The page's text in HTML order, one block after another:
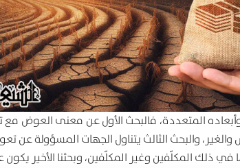
المتعددة، فالبحث الأول عن معنى العوض
والغير، والبحث الثالث يتناول الجهات المسؤولة
في ذلك المكلّفين وغير المكلّفين، وبحثنا الأخير